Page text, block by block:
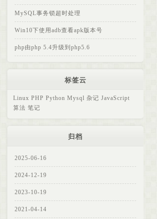
MySQL事务锁超时处理
Win10下使用adb查看apk版本号
php由php 5.4升级到php5.6
标签云
Linux PHP Python Mysql 杂记 JavaScript
算法 笔记
归档
2025-06-16
2024-12-19
2023-10-19
2021-04-14